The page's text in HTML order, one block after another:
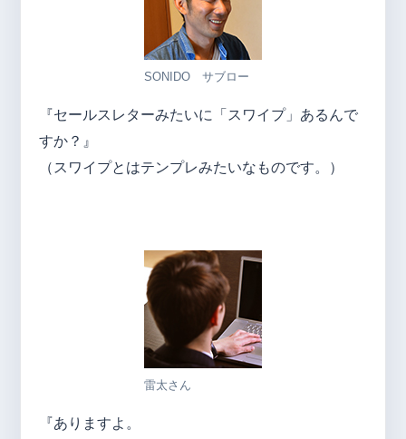
SONIDO サブロー
『セールスレターみたいに「スワイプ」あるんで
すか？』
（スワイプとはテンプレみたいなものです。）
雷太さん
『ありますよ。